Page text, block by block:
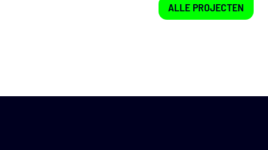
ALLE PROJECTEN